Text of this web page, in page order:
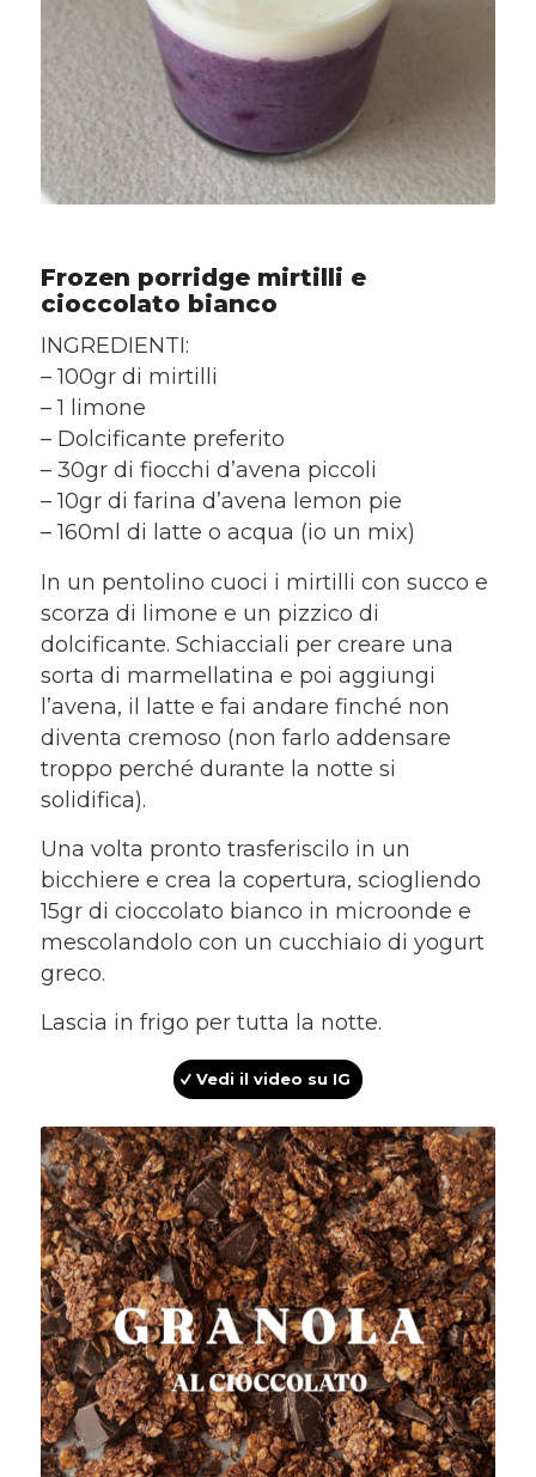
Frozen porridge mirtilli e
cioccolato bianco
INGREDIENTI:
– 100gr di mirtilli
– 1 limone
– Dolcificante preferito
– 30gr di fiocchi d’avena piccoli
– 10gr di farina d’avena lemon pie
– 160ml di latte o acqua (io un mix)
In un pentolino cuoci i mirtilli con succo e
scorza di limone e un pizzico di
dolcificante. Schiacciali per creare una
sorta di marmellatina e poi aggiungi
l’avena, il latte e fai andare finché non
diventa cremoso (non farlo addensare
troppo perché durante la notte si
solidifica).
Una volta pronto trasferiscilo in un
bicchiere e crea la copertura, sciogliendo
15gr di cioccolato bianco in microonde e
mescolandolo con un cucchiaio di yogurt
greco.
Lascia in frigo per tutta la notte.
Vedi il video su IG